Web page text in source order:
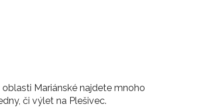
Mariánské najdete mnoho
či výlet na Plešivec.